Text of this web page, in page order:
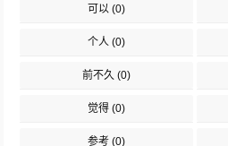
可以 (0)
个人 (0)
前不久 (0)
觉得 (0)
参考 (0)